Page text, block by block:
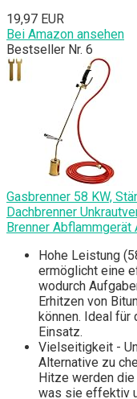
19,97 EUR
Bei Amazon ansehen
Bestseller Nr. 6
Gasbrenner 58 KW,
Dachbrenner
Brenner
Hohe Leistung
ermöglicht eine
wodurch
Erhitzen von
können. Ideal
Einsatz.
Vielseitigkeit -
Alternative zu
Hitze werden
was sie effektiv